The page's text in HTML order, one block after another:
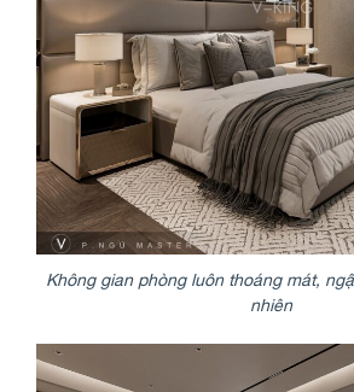
Không gian phòng luôn thoáng mát,
nhiên